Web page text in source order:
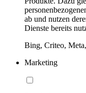
ab und nutzen
Dienste bereits
Bing, Criteo,
Marketing